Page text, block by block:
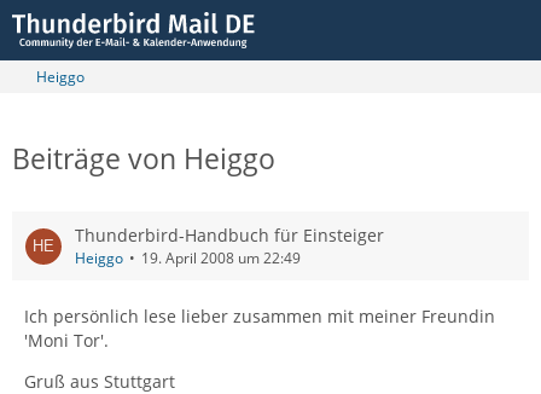
Heiggo
Beiträge von Heiggo
Thunderbird-Handbuch für Einsteiger
Heiggo 19. April 2008 um 22:49
Ich persönlich lese lieber zusammen mit meiner Freundin
'Moni Tor'.
Gruß aus Stuttgart